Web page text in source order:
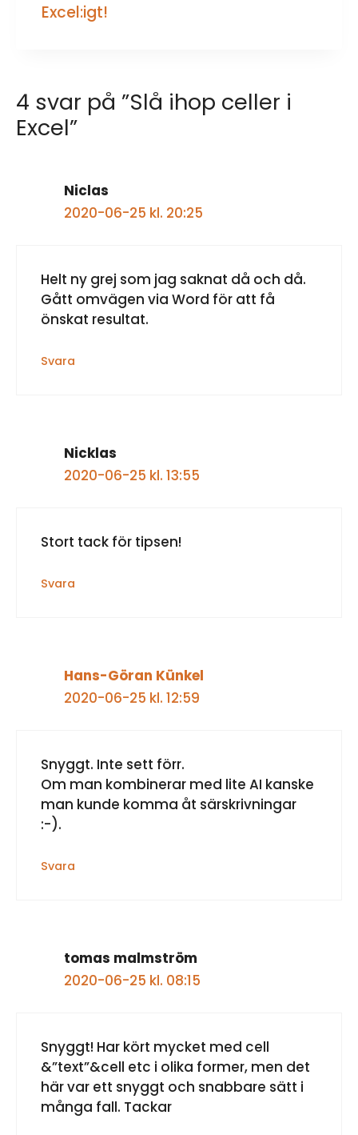
Excel:igt!
4 svar på ”Slå ihop celler i
Excel”
Niclas
2020-06-25 kl. 20:25
Helt ny grej som jag saknat då och då.
Gått omvägen via Word för att få
önskat resultat.
Svara
Nicklas
2020-06-25 kl. 13:55
Stort tack för tipsen!
Svara
Hans-Göran Künkel
2020-06-25 kl. 12:59
Snyggt. Inte sett förr.
Om man kombinerar med lite AI kanske
man kunde komma åt särskrivningar
:-).
Svara
tomas malmström
2020-06-25 kl. 08:15
Snyggt! Har kört mycket med cell
&”text”&cell etc i olika former, men det
här var ett snyggt och snabbare sätt i
många fall. Tackar